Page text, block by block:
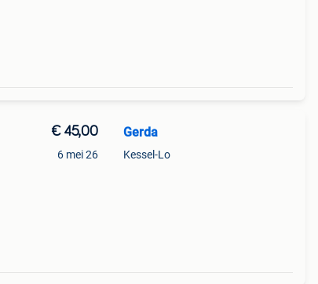
€ 45,00
6 mei 26
Gerda
Kessel-Lo